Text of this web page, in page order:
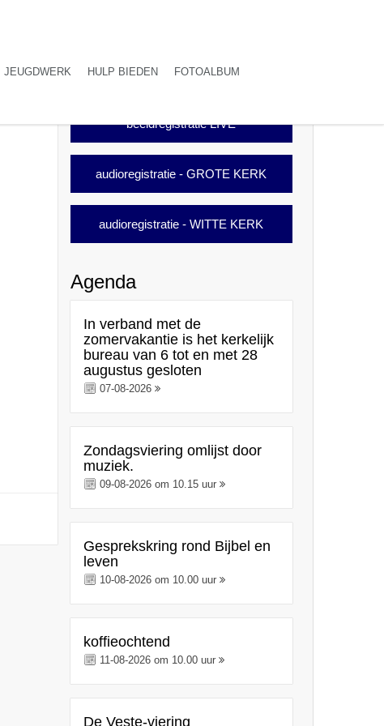
JEUGDWERK HULP BIEDEN FOTOALBUM
beeldregistratie LIVE
audioregistratie - GROTE KERK
audioregistratie - WITTE KERK
Agenda
In verband met de
zomervakantie is het kerkelijk
bureau van 6 tot en met 28
augustus gesloten
07-08-2026
Zondagsviering omlijst door
muziek.
09-08-2026 om 10.15 uur
Gesprekskring rond Bijbel en
leven
10-08-2026 om 10.00 uur
koffieochtend
11-08-2026 om 10.00 uur
De Veste-viering